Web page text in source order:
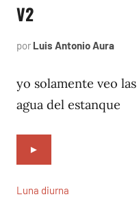
V2
por Luis Antonio Aura
2026
yo solamente veo
agua del estanque
►
Luna diurna